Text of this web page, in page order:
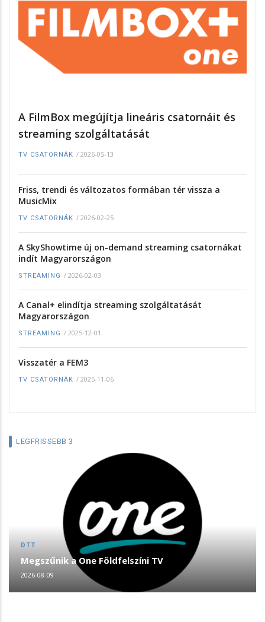
A FilmBox megújítja lineáris csatornáit és
streaming szolgáltatását
TV CSATORNÁK / 2026-05-13
Friss, trendi és változatos formában tér vissza a
MusicMix
TV CSATORNÁK / 2026-02-25
A SkyShowtime új on-demand streaming csatornákat
indít Magyarországon
STREAMING / 2026-02-03
A Canal+ elindítja streaming szolgáltatását
Magyarországon
STREAMING / 2025-12-01
Visszatér a FEM3
TV CSATORNÁK / 2025-11-06
LEGFRISSEBB 3
DTT
Megszűnik a One Földfelszíni TV
2026-08-09